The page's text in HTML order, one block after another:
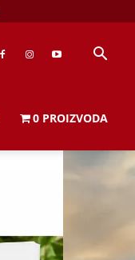
0 PROIZVODA